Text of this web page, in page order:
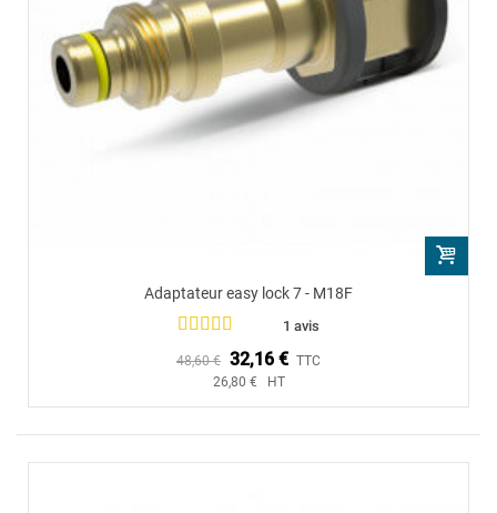
Adaptateur easy lock 7 - M18F
1 avis
48,60 € 32,16 € TTC
26,80 € HT